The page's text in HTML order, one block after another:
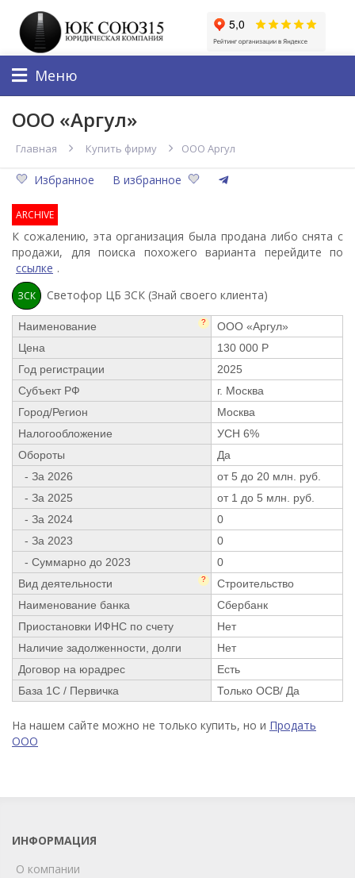
Меню
ООО «Аргул»
Главная Купить фирму ООО Аргул
Избранное В избранное
ARCHIVE
К сожалению, эта организация была продана либо снята с
продажи, для поиска похожего варианта перейдите по
ссылке .
ЗСК Светофор ЦБ ЗСК (Знай своего клиента)
Наименование ?
ООО «Аргул»
Цена
130 000 Р
Год регистрации
2025
Субъект РФ
г. Москва
Город/Регион
Москва
Налогообложение
УСН 6%
Обороты
Да
- За 2026
от 5 до 20 млн. руб.
- За 2025
от 1 до 5 млн. руб.
- За 2024
0
- За 2023
0
- Суммарно до 2023
0
Вид деятельности
?
Строительство
Наименование банка
Сбербанк
Приостановки ИФНС по счету
Нет
Наличие задолженности, долги
Нет
Договор на юрадрес
Есть
База 1С / Первичка
Только ОСВ/ Да
На нашем сайте можно не только купить, но и Продать
ООО
ИНФОРМАЦИЯ
О компании